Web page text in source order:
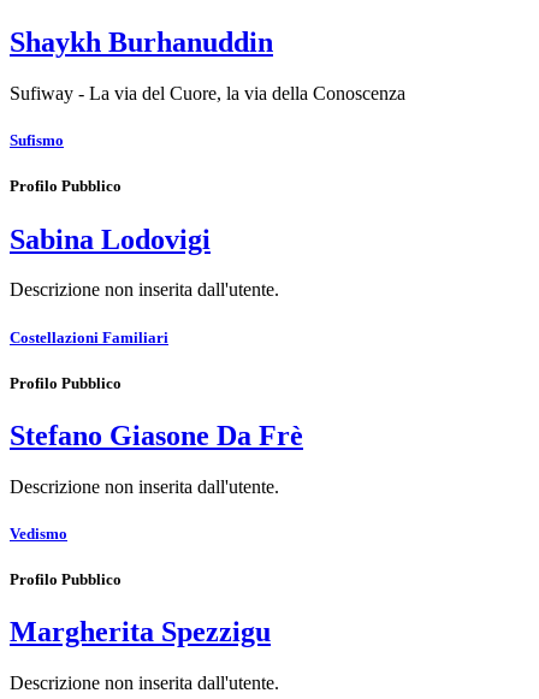
Shaykh Burhanuddin
Sufiway - La via del Cuore, la via della Conoscenza
Sufismo
Profilo Pubblico
Sabina Lodovigi
Descrizione non inserita dall'utente.
Costellazioni Familiari
Profilo Pubblico
Stefano Giasone Da Frè
Descrizione non inserita dall'utente.
Vedismo
Profilo Pubblico
Margherita Spezzigu
Descrizione non inserita dall'utente.